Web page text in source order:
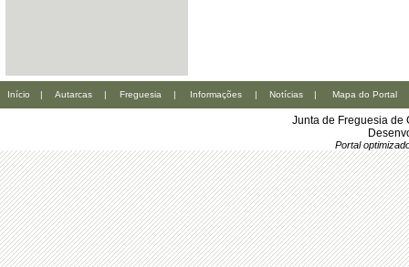
Início | Autarcas | Freguesia | Informações | Notícias | Mapa do Portal
Junta de Freguesia de
Portal